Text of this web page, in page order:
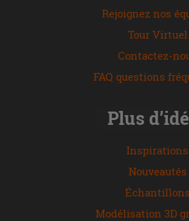
Rejoignez nos
Tour Virtuel
Contactez-
FAQ questions
Plus
Inspirations
Nouveautés
Échantillons
Modélisation 3D